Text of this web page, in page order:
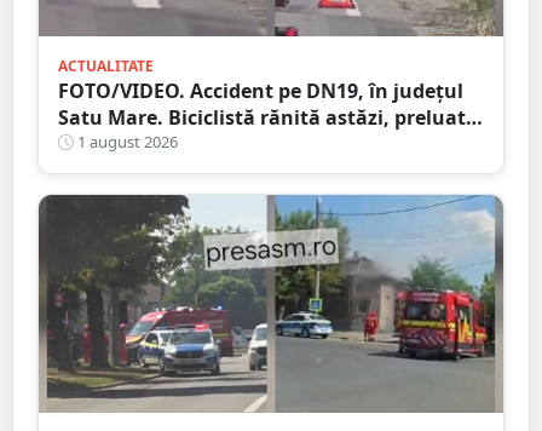
ACTUALITATE
FOTO/VIDEO. Accident pe DN19, în județul
Satu Mare. Biciclistă rănită astăzi, preluată
de Ambulanță
1 august 2026